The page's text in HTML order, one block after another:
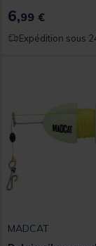
6,99 €
Expédition sous
MADCAT